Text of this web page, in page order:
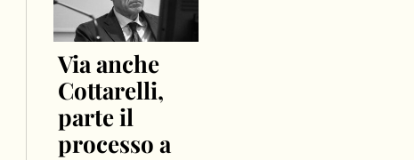
Via anche
Cottarelli,
parte il
processo a